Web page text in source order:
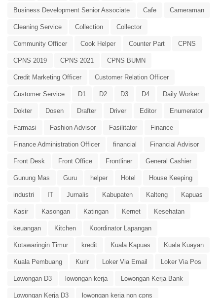
Business Development Senior Associate Cafe Cameraman
Cleaning Service Collection Collector
Community Officer Cook Helper Counter Part CPNS
CPNS 2019 CPNS 2021 CPNS BUMN
Credit Marketing Officer Customer Relation Officer
Customer Service D1 D2 D3 D4 Daily Worker
Dokter Dosen Drafter Driver Editor Enumerator
Farmasi Fashion Advisor Fasilitator Finance
Finance Administration Officer financial Financial Advisor
Front Desk Front Office Frontliner General Cashier
Gunung Mas Guru helper Hotel House Keeping
industri IT Jurnalis Kabupaten Kalteng Kapuas
Kasir Kasongan Katingan Kernet Kesehatan
keuangan Kitchen Koordinator Lapangan
Kotawaringin Timur kredit Kuala Kapuas Kuala Kuayan
Kuala Pembuang Kurir Loker Via Email Loker Via Pos
Lowongan D3 lowongan kerja Lowongan Kerja Bank
Lowongan Kerja D3 lowongan kerja non cpns